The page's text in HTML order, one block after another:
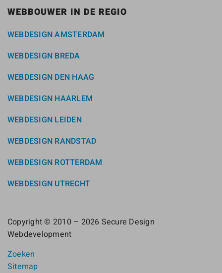
WEBBOUWER IN DE REGIO
WEBDESIGN AMSTERDAM
WEBDESIGN BREDA
WEBDESIGN DEN HAAG
WEBDESIGN HAARLEM
WEBDESIGN LEIDEN
WEBDESIGN RANDSTAD
WEBDESIGN ROTTERDAM
WEBDESIGN UTRECHT
Copyright © 2010 – 2026 Secure Design
Webdevelopment
Zoeken
Sitemap